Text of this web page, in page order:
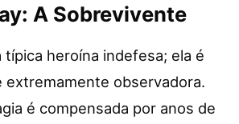
A Sobrevivente
típica heroína indefesa; ela é
extremamente observadora.
é compensada por anos de